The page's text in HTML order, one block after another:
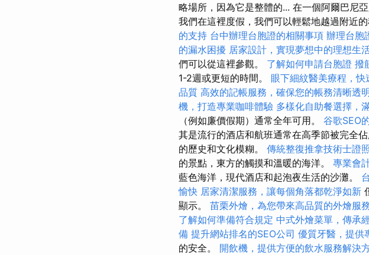
略場所，因為它是整體的... 在一個阿爾巴尼
我們在這裡度假，我們可以輕鬆地越過附近
的支持 台中辦理台胞證的相關事項 辦理台胞
的漏水困擾 居家設計，實現夢想中的理想生
們可以從這裡參觀。 了解如何申請台胞證 撥
1-2週或更短的時間。 眼下細紋醫美療程，快
品質 高效的記帳服務，確保您的帳務清晰透
機，打造專業咖啡體驗 多樣化自助餐選擇，
（例如廉價假期）通常全年可用。 谷歌SEO
其是流行的酒店和航班通常在高季節被完全
的歷史和文化模糊。 傳統整復推拿技術士證
的景點，東方的觸摸和溫暖的海洋。 專業會
藍色海洋，現代酒店和起泡夜生活的沙灘。
愉快 居家清潔服務，讓每個角落都乾淨如新
顯示。 苗栗外燴，為您帶來高品質的外燴服
了解如何準備符合規定 中式外燴菜單，傳承
備 提升網站排名的SEO公司 優質牙醫，提供
的安全。 開飲機，提供方便的飲水服務解決